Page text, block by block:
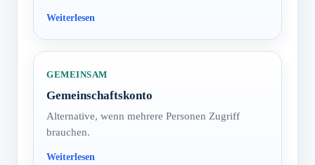
GEMEINSAM
Gemeinschaftskonto
Alternative, wenn mehrere Personen Zugriff
brauchen.